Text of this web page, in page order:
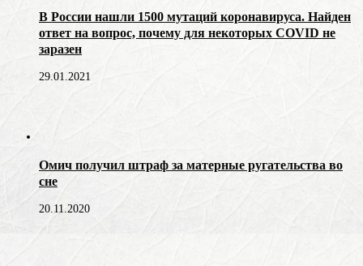
В России нашли 1500 мутаций коронавируса. Найден
ответ на вопрос, почему для некоторых COVID не
заразен
29.01.2021
Омич получил штраф за матерные ругательства во
сне
20.11.2020